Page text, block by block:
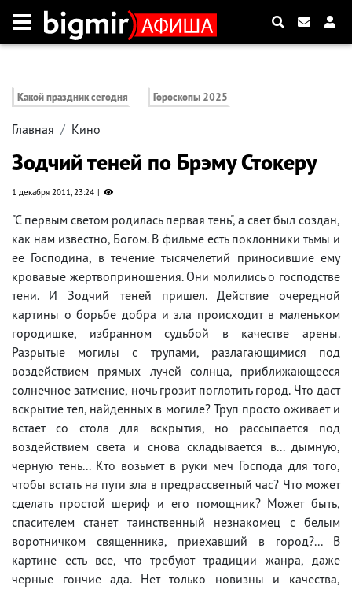
Какой праздник сегодня Гороскопы 2025
Главная Кино
Зодчий теней по Брэму Стокеру
1 декабря 2011, 23:24
"С первым светом родилась первая тень", а свет был создан,
как нам известно, Богом. В фильме есть поклонники тьмы и
ее Господина, в течение тысячелетий приносившие ему
кровавые жертвоприношения. Они молились о господстве
тени. И Зодчий теней пришел. Действие очередной
картины о борьбе добра и зла происходит в маленьком
городишке, избранном судьбой в качестве арены.
Разрытые могилы с трупами, разлагающимися под
воздействием прямых лучей солнца, приближающееся
солнечное затмение, ночь грозит поглотить город. Что даст
вскрытие тел, найденных в могиле? Труп просто оживает и
встает со стола для вскрытия, но рассыпается под
воздействием света и снова складывается в... дымную,
черную тень... Кто возьмет в руки меч Господа для того,
чтобы встать на пути зла в предрассветный час? Что может
сделать простой шериф и его помощник? Может быть,
спасителем станет таинственный незнакомец с белым
воротничком священника, приехавший в город?... В
картине есть все, что требуют традиции жанра, даже
черные гончие ада. Нет только новизны и качества,